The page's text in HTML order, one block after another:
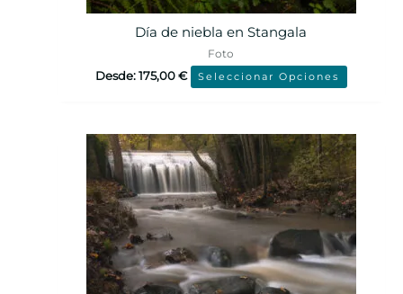
Día de niebla en Stangala
Foto
Desde:175,00€ Seleccionar Opciones